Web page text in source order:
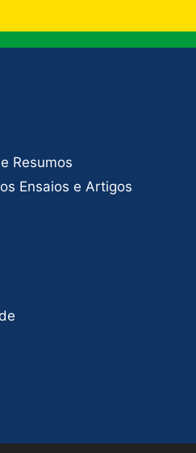
Resumos
Ensaios e Artigos